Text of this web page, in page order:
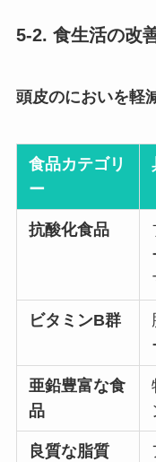
5-2. 食生活の改
頭皮のにおいを軽
食品カテゴリ
ー
抗酸化食品
ビタミンB群
亜鉛豊富な食
品
良質な脂質